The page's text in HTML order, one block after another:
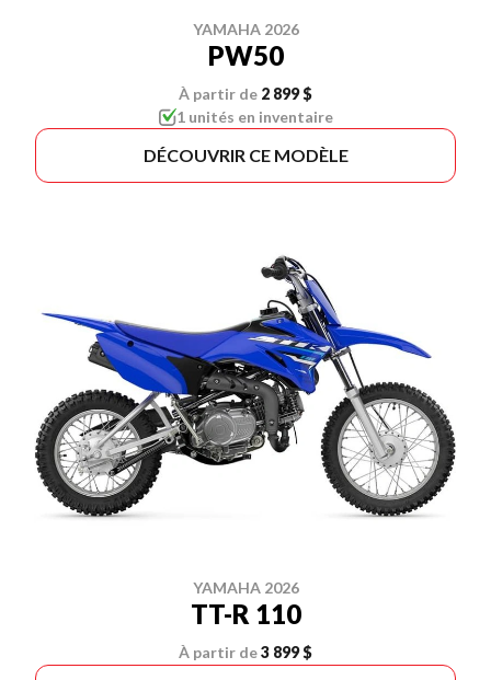
YAMAHA 2026
PW50
À partir de 2 899 $
1 unités en inventaire
DÉCOUVRIR CE MODÈLE
YAMAHA 2026
TT-R 110
À partir de3 899 $